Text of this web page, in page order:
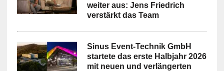
weiter aus: Jens Friedrich
verstärkt das Team
Sinus Event-Technik GmbH
startete das erste Halbjahr 2026
mit neuen und verlängerten